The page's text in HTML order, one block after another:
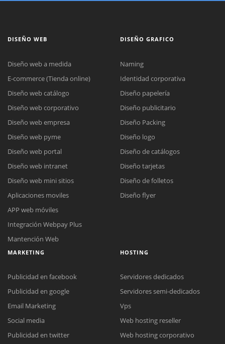
DISEÑO WEB
Diseño web a medida
E-commerce (Tienda online)
Diseño web catálogo
Diseño web corporativo
Diseño web empresa
Diseño web pyme
Diseño web portal
Diseño web intranet
Diseño web mini sitios
Aplicaciones moviles
APP web móviles
Integración Webpay Plus
Mantención Web
DISEÑO GRAFICO
Naming
Identidad corporativa
Diseño papelería
Diseño publicitario
Diseño Packing
Diseño logo
Diseño de catálogos
Diseño tarjetas
Diseño de folletos
Diseño flyer
MARKETING
Publicidad en facebook
Publicidad en google
Email Marketing
Social media
Publicidad en twitter
HOSTING
Servidores dedicados
Servidores semi-dedicados
Vps
Web hosting reseller
Web hosting corporativo